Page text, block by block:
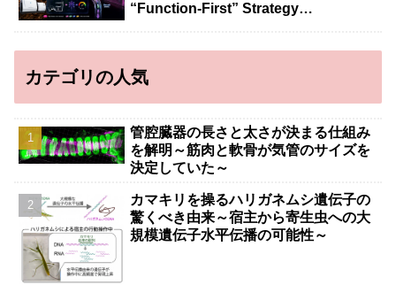
“Function-First” Strategy
カテゴリの人気
管腔臓器の長さと太さが決まる仕組み
を解明～筋肉と軟骨が気管のサイズを
決定していた～
カマキリを操るハリガネムシ遺伝子の
驚くべき由来～宿主から寄生虫への大
規模遺伝子水平伝播の可能性～